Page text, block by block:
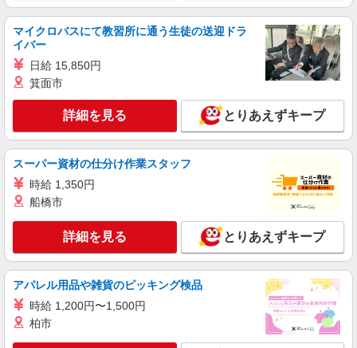
ピザの宅配／デリバリー・配達
時給1,222円以上 平日 時給1,222円以上 研修
埼玉県草加市神明2-3-5 リレントクイーン草
キープ 詳細を見る
アルバイト パート
すき家 草加八幡店
すき家の店舗スタッフ（接客・調理・清掃な
時給1,500円
埼玉県草加市八幡町26-1
キープ 詳細を見る
正社員
株式会社HITOWA フードサービスカンパニー
マイクロバスにて教習所に通う生徒の送迎ドラ
イバー
日給 15,850円
箕面市
詳細を見る とりあえずキープ
スーパー資材の仕分け作業スタッフ
時給 1,350円
船橋市
詳細を見る とりあえずキープ
アパレル用品や雑貨のピッキング検品
時給 1,200円〜1,500円
柏市